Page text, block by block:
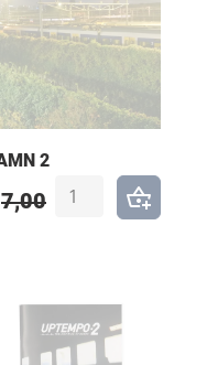
2
7,00